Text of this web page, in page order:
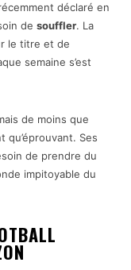
déclaré en
de souffler. La
le titre et de
semaine s’est
de moins que
qu’éprouvant. Ses
de prendre du
impitoyable du